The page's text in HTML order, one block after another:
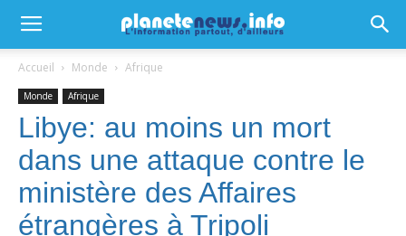
Accueil Monde Afrique
Monde Afrique
Libye: au moins un mort
dans une attaque contre le
ministère des Affaires
étrangères à Tripoli